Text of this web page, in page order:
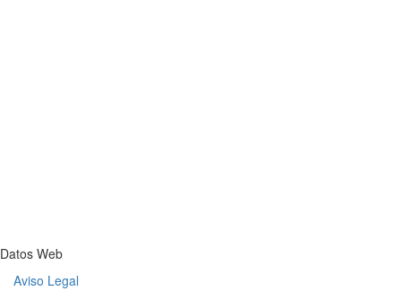
Datos Web
Aviso Legal